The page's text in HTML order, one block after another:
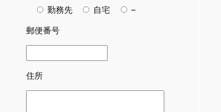
勤務先 自宅 –
郵便番号
住所